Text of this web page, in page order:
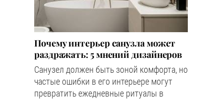
Почему интерьер санузла может
раздражать: 5 мнений дизайнеров
Санузел должен быть зоной комфорта, но
частые ошибки в его интерьере могут
превратить ежедневные ритуалы в